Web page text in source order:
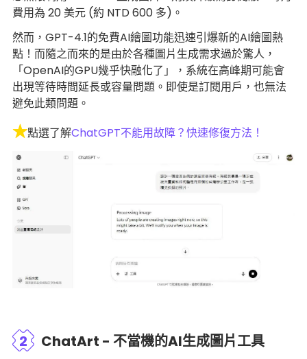
費用為 20 美元 (約 NTD 600 多)。
然而，GPT-4.1的免費AI繪圖功能迅速引爆新的AI繪圖熱
點！而隨之而來的是由於各種圖片生成需求過於驚人，
「OpenAI的GPU幾乎快融化了」，系統在高峰期可能會
出現等待時間延長或容量問題。即使是訂閱用戶，也無法
避免此類問題。
★點選了解ChatGPT不能用故障？快速修復方法！
2 ChatArt - 不當機的AI生成圖片工具